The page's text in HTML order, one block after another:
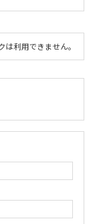
は利用できません。